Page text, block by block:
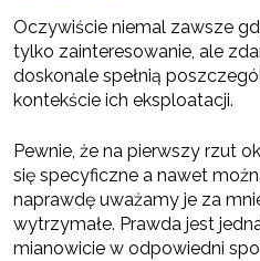
Oczywiście niemal zawsze
tylko zainteresowanie, ale
doskonale spełnią
kontekście ich eksploatacji.
Pewnie, że na pierwszy rzut
się specyficzne a nawet
naprawdę uważamy je za
wytrzymałe. Prawda jest
mianowicie w odpowiedni